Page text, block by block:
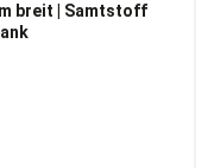
breit | Samtstoff